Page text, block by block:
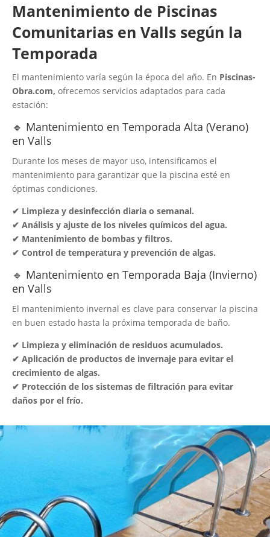
Mantenimiento de Piscinas
Comunitarias en Valls según la
Temporada
El mantenimiento varía según la época del año. En Piscinas-
Obra.com, ofrecemos servicios adaptados para cada
estación:
🔹 Mantenimiento en Temporada Alta (Verano)
en Valls
Durante los meses de mayor uso, intensificamos el
mantenimiento para garantizar que la piscina esté en
óptimas condiciones.
✔ Limpieza y desinfección diaria o semanal.
✔ Análisis y ajuste de los niveles químicos del agua.
✔ Mantenimiento de bombas y filtros.
✔ Control de temperatura y prevención de algas.
🔹 Mantenimiento en Temporada Baja (Invierno)
en Valls
El mantenimiento invernal es clave para conservar la piscina
en buen estado hasta la próxima temporada de baño.
✔ Limpieza y eliminación de residuos acumulados.
✔ Aplicación de productos de invernaje para evitar el
crecimiento de algas.
✔ Protección de los sistemas de filtración para evitar
daños por el frío.